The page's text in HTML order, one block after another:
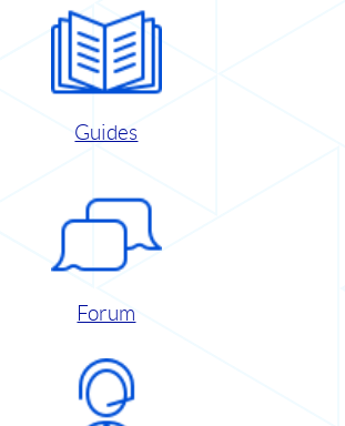
Guides
Forum